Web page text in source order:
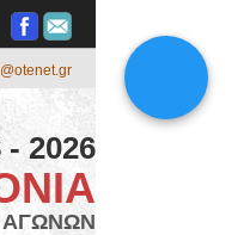
- 2026
ΑΓΩΝΩΝ